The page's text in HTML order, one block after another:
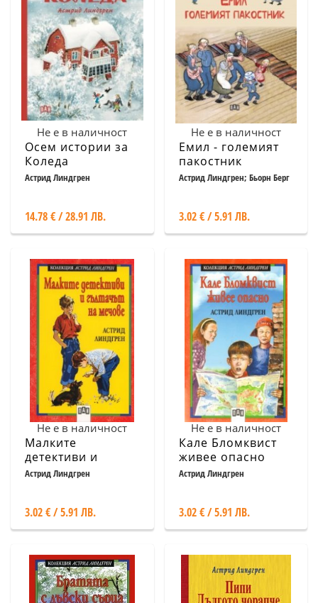
Не е в наличност
Осем истории за
Коледа
Астрид Линдгрен
14.78 € / 28.91 ЛВ.
Не е в наличност
Емил - големият
пакостник
Астрид Линдгрен; Бьорн Берг
3.02 € / 5.91 ЛВ.
Не е в наличност
Малките
детективи и
гълтачът на
Астрид Линдгрен
3.02 € / 5.91 ЛВ.
Не е в наличност
Кале Бломквист
живее опасно
Астрид Линдгрен
3.02 € / 5.91 ЛВ.